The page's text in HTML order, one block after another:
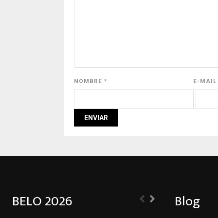
NOMBRE * E-MAIL
BELO 2026 Blog